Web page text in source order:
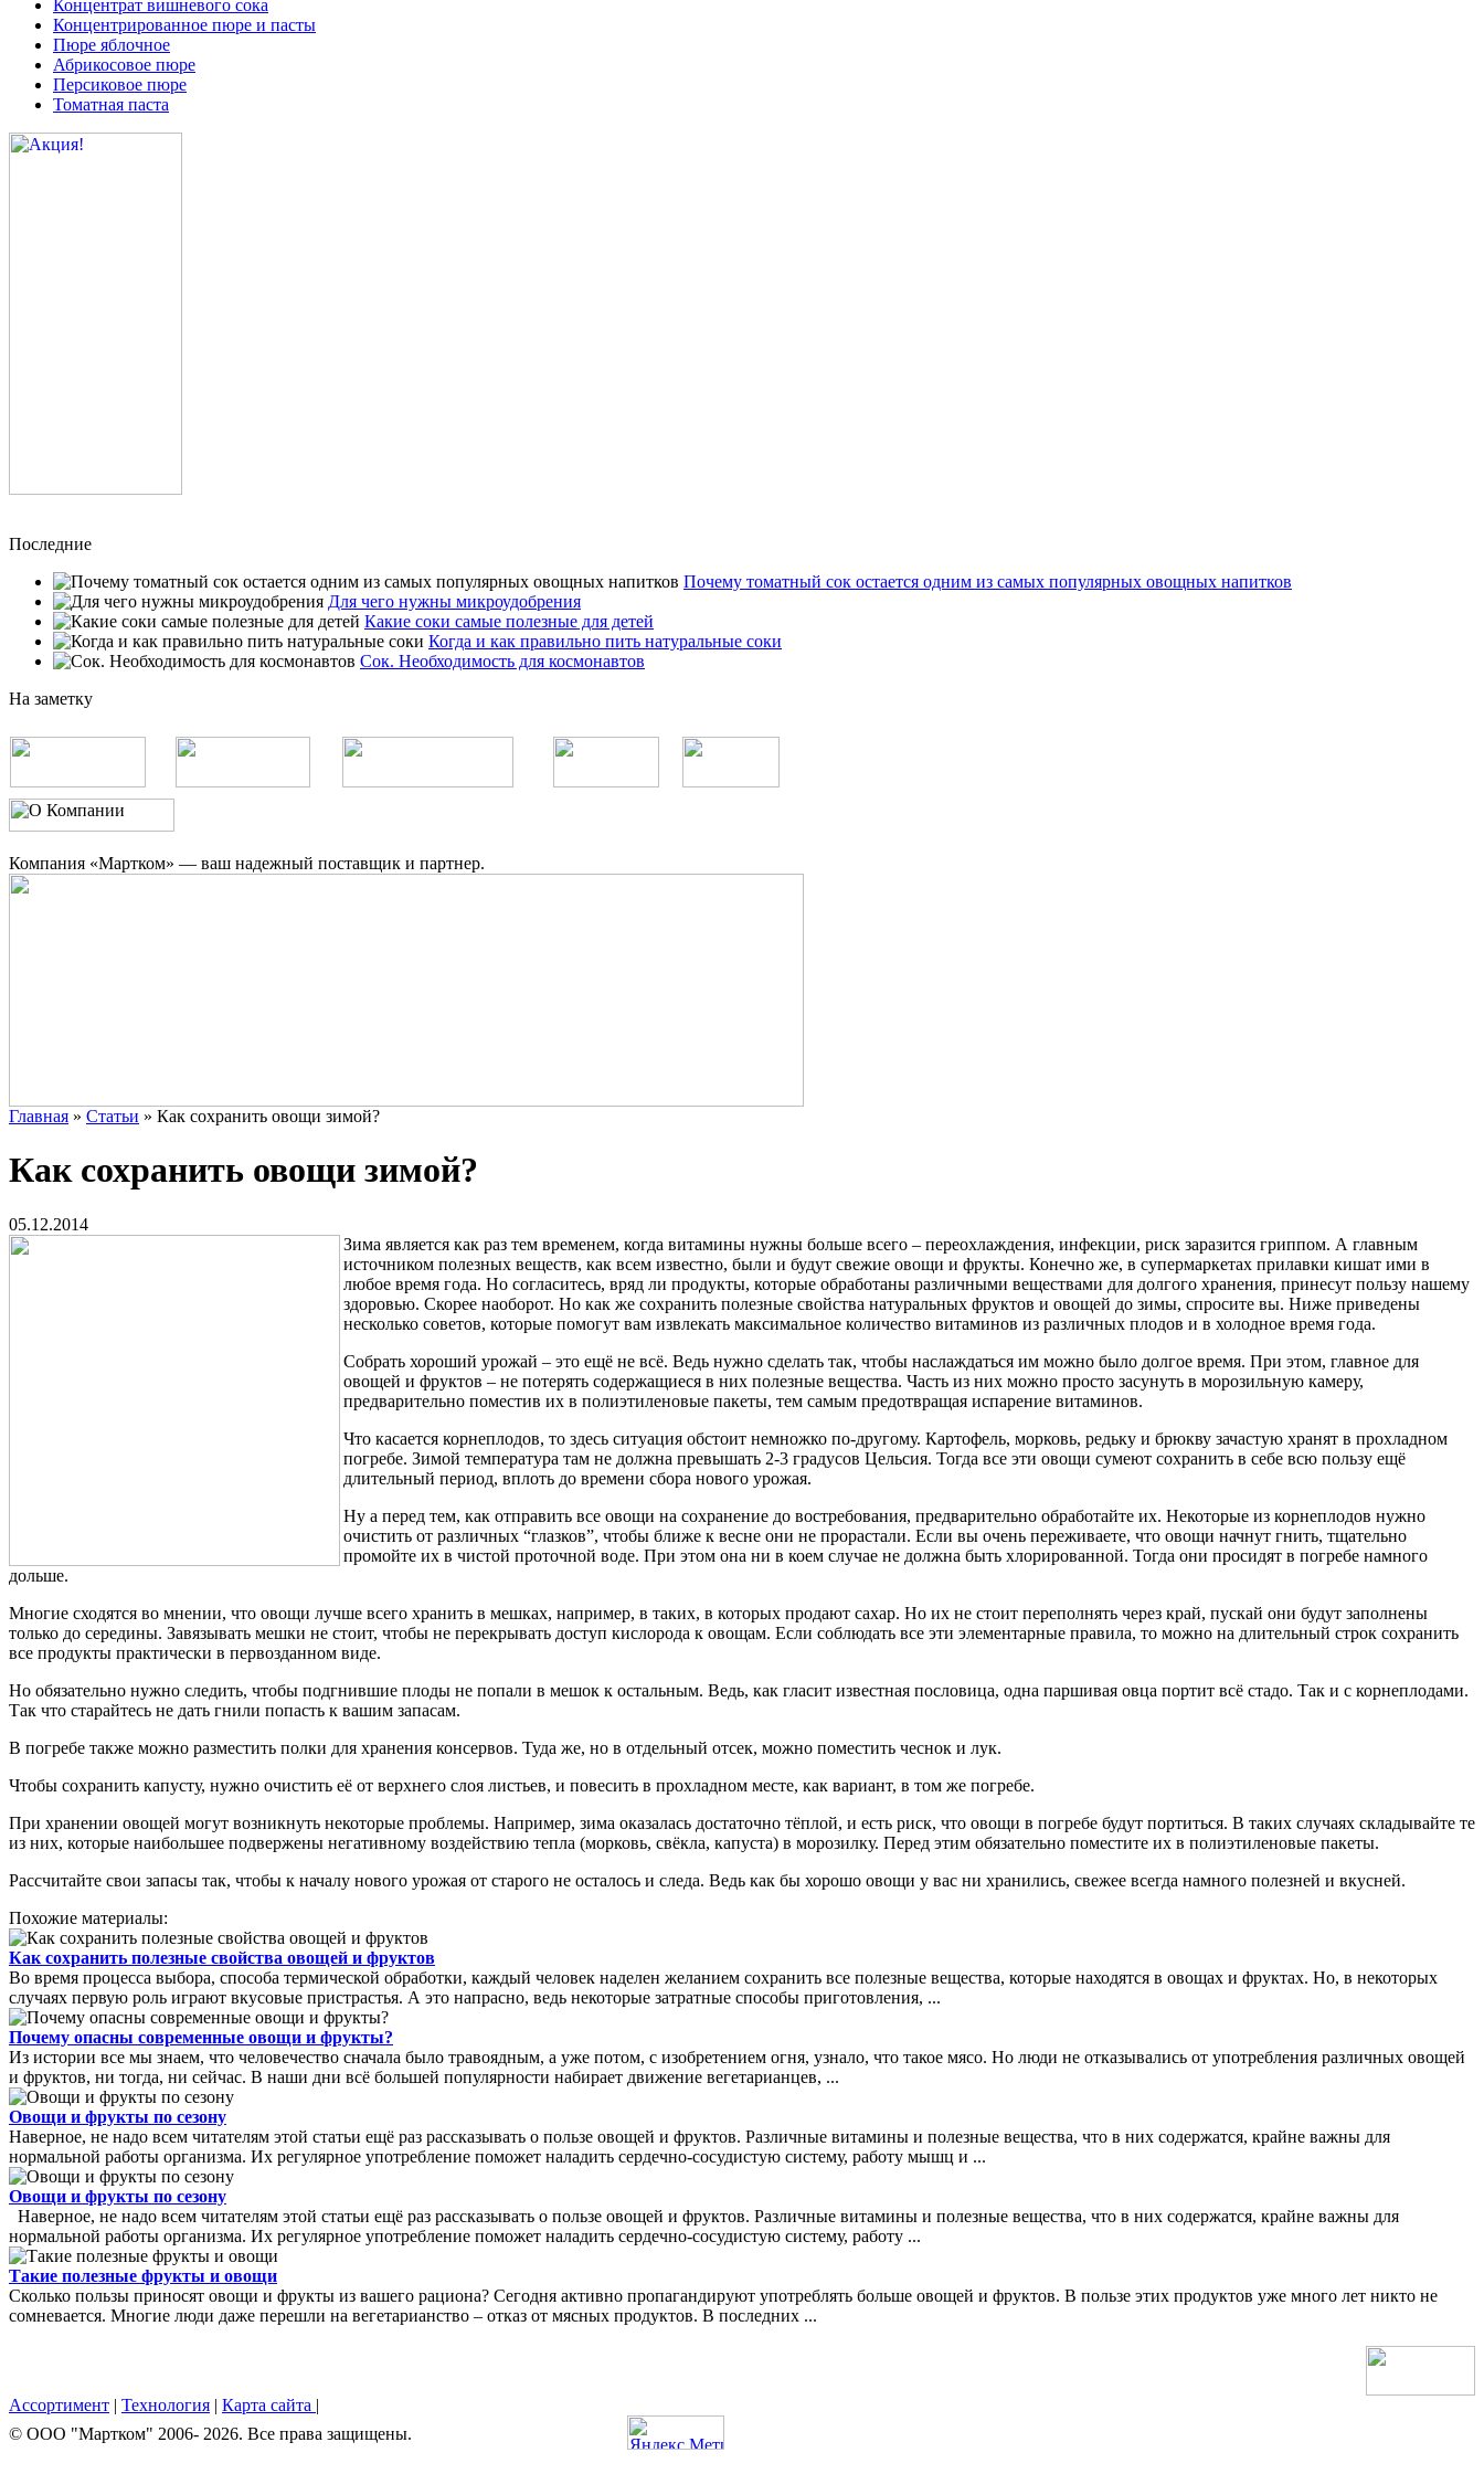
Концентрат вишневого сока
Концентрированное пюре и пасты
Пюре яблочное
Абрикосовое пюре
Персиковое пюре
Томатная паста
Последние
Почему томатный сок остается одним из самых популярных овощных напитков
Для чего нужны микроудобрения
Какие соки самые полезные для детей
Когда и как правильно пить натуральные соки
Сок. Необходимость для космонавтов
На заметку
Компания «Мартком» — ваш надежный поставщик и партнер.
Главная » Статьи » Как сохранить овощи зимой?
Как сохранить овощи зимой?
05.12.2014
Зима является как раз тем временем, когда витамины нужны больше всего – переохлаждения, инфекции, риск заразится гриппом. А главным
источником полезных веществ, как всем известно, были и будут свежие овощи и фрукты. Конечно же, в супермаркетах прилавки кишат ими в
любое время года. Но согласитесь, вряд ли продукты, которые обработаны различными веществами для долгого хранения, принесут пользу нашему
здоровью. Скорее наоборот. Но как же сохранить полезные свойства натуральных фруктов и овощей до зимы, спросите вы. Ниже приведены
несколько советов, которые помогут вам извлекать максимальное количество витаминов из различных плодов и в холодное время года.
Собрать хороший урожай – это ещё не всё. Ведь нужно сделать так, чтобы наслаждаться им можно было долгое время. При этом, главное для
овощей и фруктов – не потерять содержащиеся в них полезные вещества. Часть из них можно просто засунуть в морозильную камеру,
предварительно поместив их в полиэтиленовые пакеты, тем самым предотвращая испарение витаминов.
Что касается корнеплодов, то здесь ситуация обстоит немножко по-другому. Картофель, морковь, редьку и брюкву зачастую хранят в прохладном
погребе. Зимой температура там не должна превышать 2-3 градусов Цельсия. Тогда все эти овощи сумеют сохранить в себе всю пользу ещё
длительный период, вплоть до времени сбора нового урожая.
Ну а перед тем, как отправить все овощи на сохранение до востребования, предварительно обработайте их. Некоторые из корнеплодов нужно
очистить от различных “глазков”, чтобы ближе к весне они не прорастали. Если вы очень переживаете, что овощи начнут гнить, тщательно
промойте их в чистой проточной воде. При этом она ни в коем случае не должна быть хлорированной. Тогда они просидят в погребе намного
дольше.
Многие сходятся во мнении, что овощи лучше всего хранить в мешках, например, в таких, в которых продают сахар. Но их не стоит переполнять через край, пускай они будут заполнены
только до середины. Завязывать мешки не стоит, чтобы не перекрывать доступ кислорода к овощам. Если соблюдать все эти элементарные правила, то можно на длительный строк сохранить
все продукты практически в первозданном виде.
Но обязательно нужно следить, чтобы подгнившие плоды не попали в мешок к остальным. Ведь, как гласит известная пословица, одна паршивая овца портит всё стадо. Так и с корнеплодами.
Так что старайтесь не дать гнили попасть к вашим запасам.
В погребе также можно разместить полки для хранения консервов. Туда же, но в отдельный отсек, можно поместить чеснок и лук.
Чтобы сохранить капусту, нужно очистить её от верхнего слоя листьев, и повесить в прохладном месте, как вариант, в том же погребе.
При хранении овощей могут возникнуть некоторые проблемы. Например, зима оказалась достаточно тёплой, и есть риск, что овощи в погребе будут портиться. В таких случаях складывайте те
из них, которые наибольшее подвержены негативному воздействию тепла (морковь, свёкла, капуста) в морозилку. Перед этим обязательно поместите их в полиэтиленовые пакеты.
Рассчитайте свои запасы так, чтобы к началу нового урожая от старого не осталось и следа. Ведь как бы хорошо овощи у вас ни хранились, свежее всегда намного полезней и вкусней.
Похожие материалы:
Как сохранить полезные свойства овощей и фруктов
Во время процесса выбора, способа термической обработки, каждый человек наделен желанием сохранить все полезные вещества, которые находятся в овощах и фруктах. Но, в некоторых
случаях первую роль играют вкусовые пристрастья. А это напрасно, ведь некоторые затратные способы приготовления, ...
Почему опасны современные овощи и фрукты?
Из истории все мы знаем, что человечество сначала было травоядным, а уже потом, с изобретением огня, узнало, что такое мясо. Но люди не отказывались от употребления различных овощей
и фруктов, ни тогда, ни сейчас. В наши дни всё большей популярности набирает движение вегетарианцев, ...
Овощи и фрукты по сезону
Наверное, не надо всем читателям этой статьи ещё раз рассказывать о пользе овощей и фруктов. Различные витамины и полезные вещества, что в них содержатся, крайне важны для
нормальной работы организма. Их регулярное употребление поможет наладить сердечно-сосудистую систему, работу мышц и ...
Овощи и фрукты по сезону
Наверное, не надо всем читателям этой статьи ещё раз рассказывать о пользе овощей и фруктов. Различные витамины и полезные вещества, что в них содержатся, крайне важны для
нормальной работы организма. Их регулярное употребление поможет наладить сердечно-сосудистую систему, работу ...
Такие полезные фрукты и овощи
Сколько пользы приносят овощи и фрукты из вашего рациона? Сегодня активно пропагандируют употреблять больше овощей и фруктов. В пользе этих продуктов уже много лет никто не
сомневается. Многие люди даже перешли на вегетарианство – отказ от мясных продуктов. В последних ...
Ассортимент | Технология | Карта сайта |
© OOO "Мартком" 2006- 2026. Все права защищены.